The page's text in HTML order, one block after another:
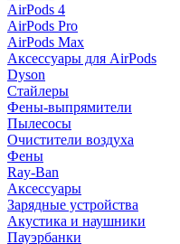
AirPods 4
AirPods Pro
AirPods Max
Аксессуары для AirPods
Dyson
Стайлеры
Фены-выпрямители
Пылесосы
Очистители воздуха
Фены
Ray-Ban
Аксессуары
Зарядные устройства
Акустика и наушники
Пауэрбанки